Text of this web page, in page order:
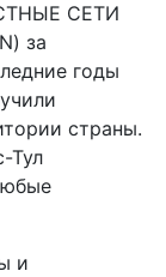
СЕТИ
за
годы
страны.
Тул
и